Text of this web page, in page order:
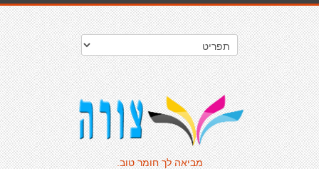
מביאה לך חומר טוב.